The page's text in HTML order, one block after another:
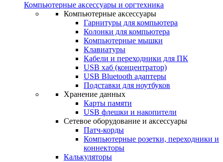
Компьютерные аксессуары и оргтехника
Компьютерные аксессуары
Гарнитуры для компьютера
Колонки для компьютера
Компьютерные мышки
Клавиатуры
Кабели и переходники для ПК
USB хаб (концентратор)
USB Bluetooth адаптеры
Подставки для ноутбуков
Хранение данных
Карты памяти
USB флешки и накопители
Сетевое оборудование и аксессуары
Патч-корды
Компьютерные розетки, переходники и
коннекторы
Калькуляторы